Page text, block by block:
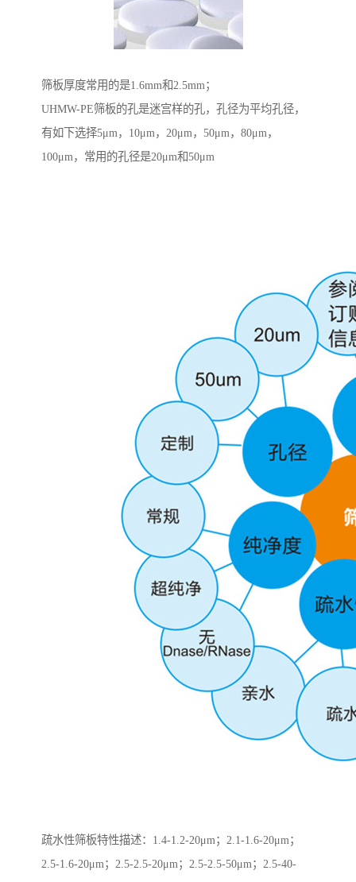
筛板厚度常用的是1.6mm和2.5mm；
UHMW-PE筛板的孔是迷宫样的孔，孔径为平均孔径，
有如下选择5μm，10μm，20μm，50μm，80μm，
100μm，常用的孔径是20μm和50μm
疏水性筛板特性描述：1.4-1.2-20μm；2.1-1.6-20μm；
2.5-1.6-20μm；2.5-2.5-20μm；2.5-2.5-50μm；2.5-40-